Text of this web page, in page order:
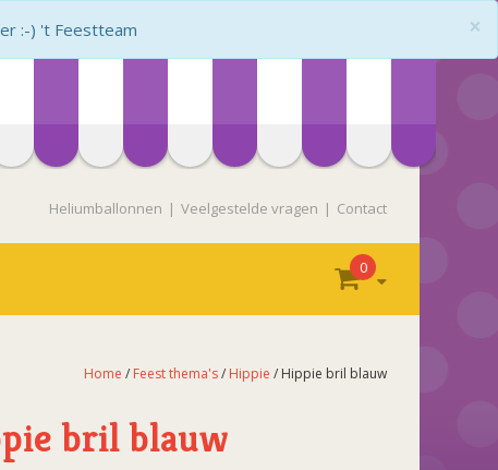
×
:-) 't Feestteam
Heliumballonnen Veelgestelde vragen Contact
0
Home / Feest thema's/ Hippie / Hippie bril blauw
bril blauw